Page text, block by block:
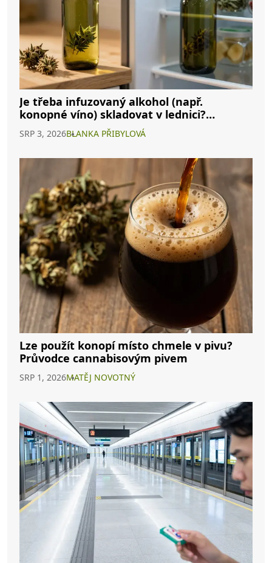
Je třeba infuzovaný alkohol (např.
konopné víno) skladovat v lednici?
Kompletní průvodce
SRP 3, 2026BLANKA PŘIBYLOVÁ
Lze použít konopí místo chmele v pivu?
Průvodce cannabisovým pivem
SRP 1, 2026MATĚJ NOVOTNÝ